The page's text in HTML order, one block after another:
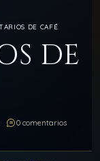
DE CAFÉ
DE
0 comentarios